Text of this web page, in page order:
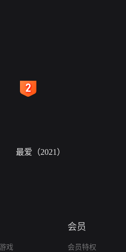
最爱（2021）
游戏
会员
会员特权